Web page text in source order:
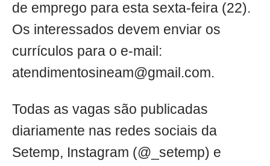
de emprego para esta sexta-feira (22).
Os interessados devem enviar os
currículos para o e-mail:
atendimentosineam@gmail.com.
Todas as vagas são publicadas
diariamente nas redes sociais da
Setemp, Instagram (@_setemp) e